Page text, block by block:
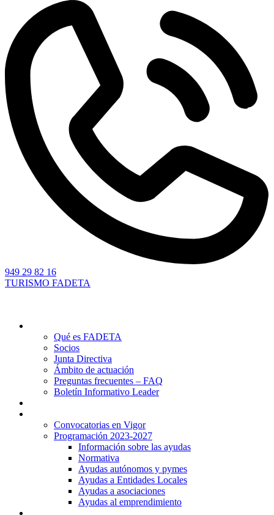
949 29 82 16
TURISMO FADETA
Qué es FADETA
Socios
Junta Directiva
Ámbito de actuación
Preguntas frecuentes – FAQ
Boletín Informativo Leader
Convocatorias en Vigor
Programación 2023-2027
Información sobre las ayudas
Normativa
Ayudas autónomos y pymes
Ayudas a Entidades Locales
Ayudas a asociaciones
Ayudas al emprendimiento